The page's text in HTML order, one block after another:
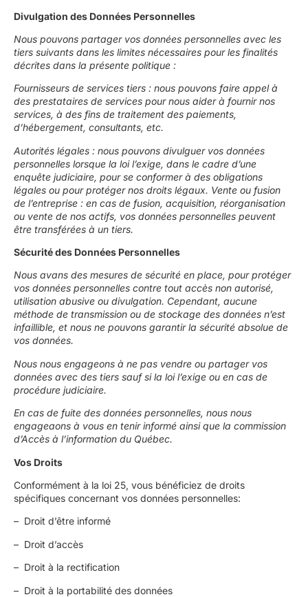
Divulgation des Données Personnelles
Nous pouvons partager vos données personnelles avec les
tiers suivants dans les limites nécessaires pour les finalités
décrites dans la présente politique :
Fournisseurs de services tiers : nous pouvons faire appel à
des prestataires de services pour nous aider à fournir nos
services, à des fins de traitement des paiements,
d’hébergement, consultants, etc.
Autorités légales : nous pouvons divulguer vos données
personnelles lorsque la loi l’exige, dans le cadre d’une
enquête judiciaire, pour se conformer à des obligations
légales ou pour protéger nos droits légaux. Vente ou fusion
de l’entreprise : en cas de fusion, acquisition, réorganisation
ou vente de nos actifs, vos données personnelles peuvent
être transférées à un tiers.
Sécurité des Données Personnelles
Nous avans des mesures de sécurité en place, pour protéger
vos données personnelles contre tout accès non autorisé,
utilisation abusive ou divulgation. Cependant, aucune
méthode de transmission ou de stockage des données n’est
infaillible, et nous ne pouvons garantir la sécurité absolue de
vos données.
Nous nous engageons à ne pas vendre ou partager vos
données avec des tiers sauf si la loi l’exige ou en cas de
procédure judiciaire.
En cas de fuite des données personnelles, nous nous
engageaons à vous en tenir informé ainsi que la commission
d’Accès à l’information du Québec.
Vos Droits
Conformément à la loi 25, vous bénéficiez de droits
spécifiques concernant vos données personnelles:
– Droit d’être informé
– Droit d’accès
– Droit à la rectification
– Droit à la portabilité des données